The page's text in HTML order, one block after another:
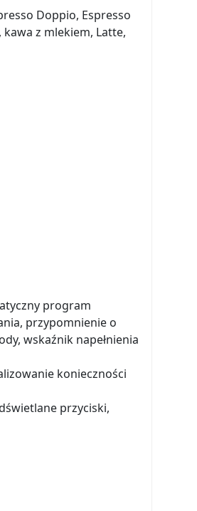
Doppio, Espresso
z mlekiem, Latte,
program
przypomnienie o
wskaźnik napełnienia
konieczności
przyciski,